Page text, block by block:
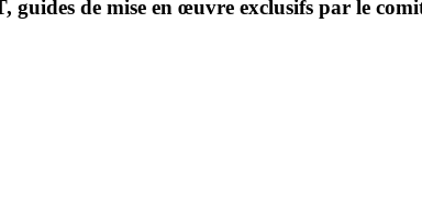
guides de mise en œuvre exclusifs par le